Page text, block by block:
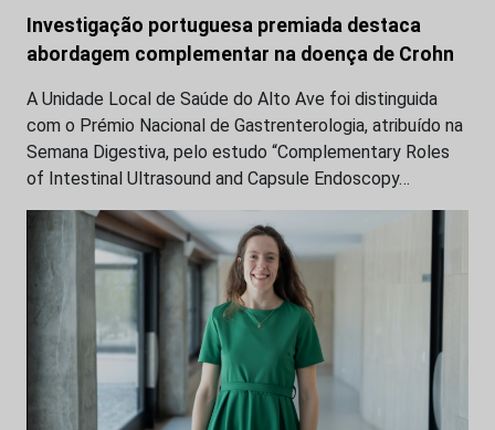
Investigação portuguesa premiada destaca
abordagem complementar na doença de Crohn
A Unidade Local de Saúde do Alto Ave foi distinguida
com o Prémio Nacional de Gastrenterologia, atribuído na
Semana Digestiva, pelo estudo “Complementary Roles
of Intestinal Ultrasound and Capsule Endoscopy…